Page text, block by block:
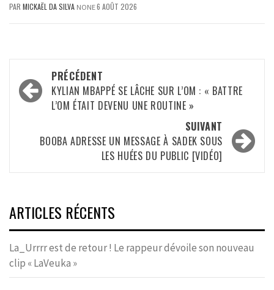
PAR MICKAËL DA SILVA NONE6 AOÛT 2026
Navigation
d’article
PRÉCÉDENT
KYLIAN MBAPPÉ SE LÂCHE SUR L’OM : « BATTRE
L’OM ÉTAIT DEVENU UNE ROUTINE »
SUIVANT
BOOBA ADRESSE UN MESSAGE À SADEK SOUS
LES HUÉES DU PUBLIC [VIDÉO]
ARTICLES RÉCENTS
La_Urrrr est de retour ! Le rappeur dévoile son nouveau
clip « LaVeuka »